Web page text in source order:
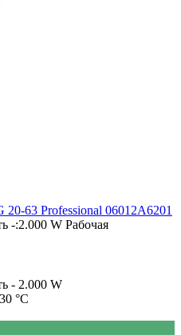
63 Professional 06012A6201
-:2.000 W Рабочая
- 2.000 W
°C